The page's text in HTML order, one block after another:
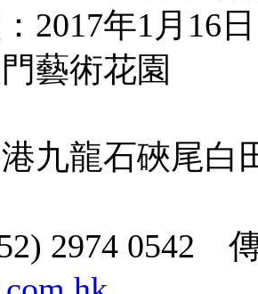
2017年1月16
藝術花園
九龍石硤尾白
2974 0542